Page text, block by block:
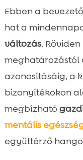
tüneteket
Mikor
Otthoni
javítására
 Táplálkozás
 CricksyDog
Ebben a
hat a
változás.
meghatározástól
azonosításáig, a
bizonyítékokon
megbízható
mentális
együttérző